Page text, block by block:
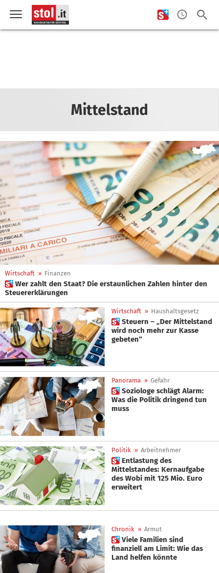
Mittelstand
Wirtschaft » Finanzen
 Wer zahlt den Staat? Die erstaunlichen Zahlen hinter den
Steuererklärungen
Wirtschaft » Haushaltsgesetz
 Steuern – „Der Mittelstand
wird noch mehr zur Kasse
gebeten“
Panorama » Gefahr
 Soziologe schlägt Alarm:
Was die Politik dringend tun
muss
Politik » Arbeitnehmer
 Entlastung des
Mittelstandes: Kernaufgabe
des Wobi mit 125 Mio. Euro
erweitert
Chronik » Armut
 Viele Familien sind
finanziell am Limit: Wie das
Land helfen könnte